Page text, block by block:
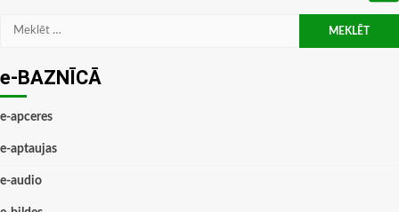
Meklēt:
e-BAZNĪCĀ
e-apceres
e-aptaujas
e-audio